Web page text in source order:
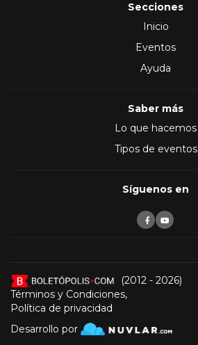
Secciones
Inicio
Eventos
Ayuda
Saber más
Lo que hacemos
Tipos de eventos
Síguenos en
(2012 - 2026)
Términos y Condiciones,
Política de privacidad
Desarrollo por